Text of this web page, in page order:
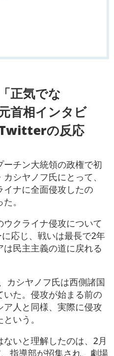
正気でな
首相インタビ
の反応
ーチン大統領の政権で初
シヤノフ氏にとって、
イナに全面侵攻したの
。
クライナ侵攻について
応じ、戦いは最長で2年
民主主義の道に戻れる
カシヤノフ氏は西側諸国
いた。侵攻が始まる前の
人と同様、実際に侵攻
いう。
いと理解したのは、2月
指導部が招集され、劇場